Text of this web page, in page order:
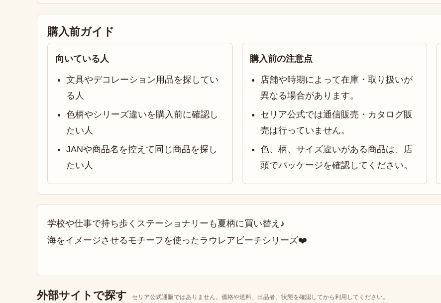
購入前ガイド
向いている人
文具やデコレーション用品を探してい
る人
色柄やシリーズ違いを購入前に確認し
たい人
JANや商品名を控えて同じ商品を探し
たい人
購入前の注意点
店舗や時期によって在庫・取り扱いが
異なる場合があります。
セリア公式では通信販売・カタログ販
売は行っていません。
色、柄、サイズ違いがある商品は、店
頭でパッケージを確認してください。
学校や仕事で持ち歩くステーショナリーも夏柄に買い替え♪
海をイメージさせるモチーフを使ったラウレアビーチシリーズ❤️
外部サイトで探す セリア公式通販ではありません。価格や送料、出品者、状態を確認してから利用してください。